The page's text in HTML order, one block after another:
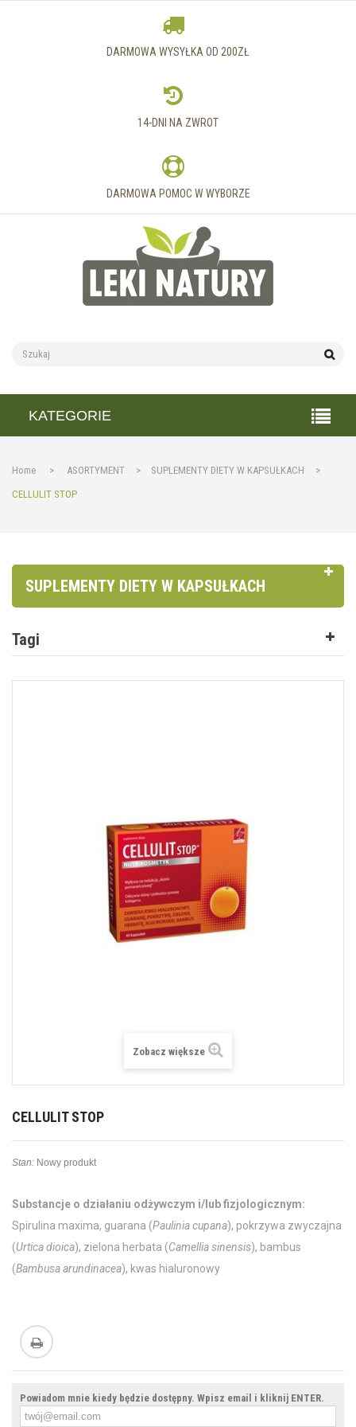
DARMOWA WYSYŁKA OD 200ZŁ
14-DNI NA ZWROT
DARMOWA POMOC W WYBORZE
KATEGORIE
Home > ASORTYMENT > SUPLEMENTY DIETY W KAPSUŁKACH
>
CELLULIT STOP
SUPLEMENTY DIETY W KAPSUŁKACH
Tagi
Zobacz większe
CELLULIT STOP
Stan: Nowy produkt
Substancje o działaniu odżywczym i/lub fizjologicznym:
Spirulina maxima, guarana (Paulinia cupana), pokrzywa zwyczajna
(Urtica dioica), zielona herbata (Camellia sinensis), bambus
(Bambusa arundinacea), kwas hialuronowy
Powiadom mnie kiedy będzie dostępny. Wpisz email i kliknij ENTER.